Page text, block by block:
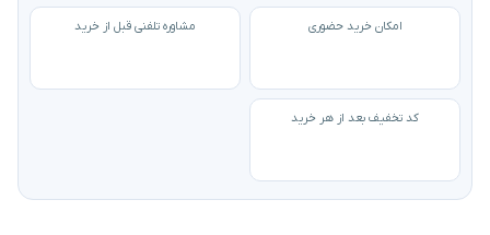
امکان خرید حضوری مشاوره تلفنی قبل از خرید
کد تخفیف بعد از هر خرید